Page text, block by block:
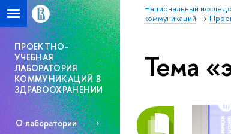
Национальный
коммуникаций
ПРОЕКТНО-
УЧЕБНАЯ
ЛАБОРАТОРИЯ
КОММУНИКАЦИЙ В
ЗДРАВООХРАНЕНИИ
О лаборатории
Тема